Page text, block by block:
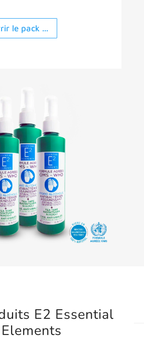
le pack ...
E2 Essential
Elements